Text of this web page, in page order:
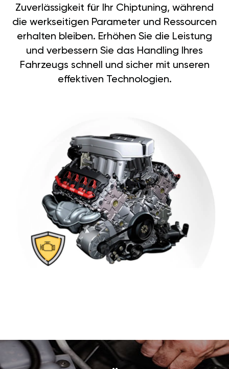
Zuverlässigkeit für Ihr Chiptuning, während
die werkseitigen Parameter und Ressourcen
erhalten bleiben. Erhöhen Sie die Leistung
und verbessern Sie das Handling Ihres
Fahrzeugs schnell und sicher mit unseren
effektiven Technologien.